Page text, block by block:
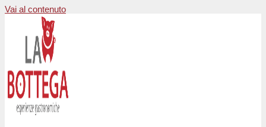
Vai al contenuto